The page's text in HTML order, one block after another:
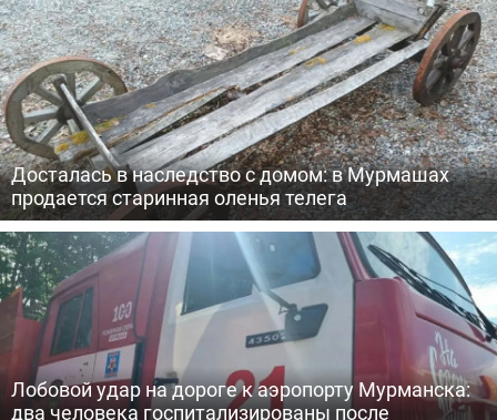
Досталась в наследство с домом: в Мурмашах
продается старинная оленья телега
Лобовой удар на дороге к аэропорту Мурманска:
два человека госпитализированы после